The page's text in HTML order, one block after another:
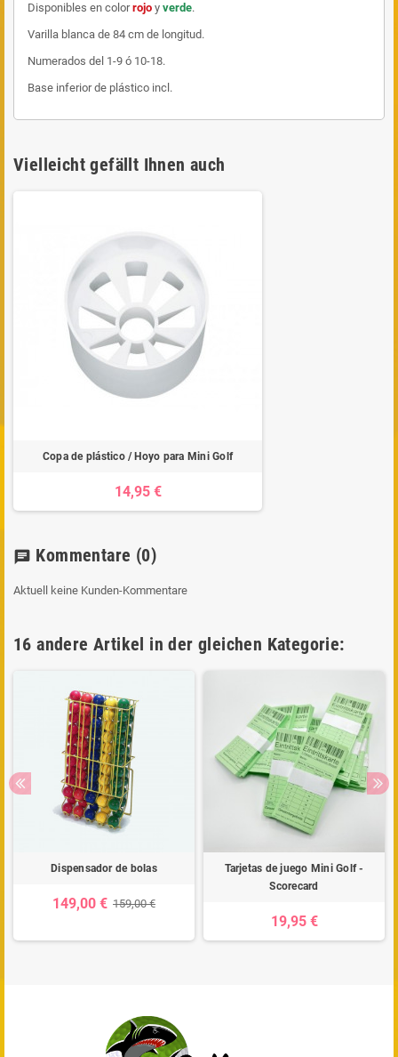
Disponibles en colorrojo y verde.
Varilla blanca de 84 cm de longitud.
Numerados del 1-9 ó 10-18.
Base inferior de plástico incl.
Vielleicht gefällt Ihnen auch
Copa de plástico / Hoyo para Mini Golf
14,95 €
chat Kommentare (0)
Aktuell keine Kunden-Kommentare
16 andere Artikel in der gleichen Kategorie:
Dispensador de bolas
149,00 € 159,00 €
Tarjetas de juego Mini Golf -
Scorecard
19,95 €